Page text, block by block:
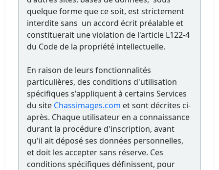
quelque forme que ce soit, est strictement
interdite sans un accord écrit préalable et
constituerait une violation de l'article L122-4
du Code de la propriété intellectuelle.
En raison de leurs fonctionnalités
particulières, des conditions d'utilisation
spécifiques s'appliquent à certains Services
du site Chassimages.com et sont décrites ci-
après. Chaque utilisateur en a connaissance
durant la procédure d'inscription, avant
qu'il ait déposé ses données personnelles,
et doit les accepter sans réserve. Ces
conditions spécifiques définissent, pour